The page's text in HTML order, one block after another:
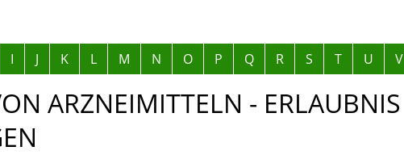
überspringen
I J K L M N O P Q R S T U V
ARZNEIMITTELN - ERLAUBNIS